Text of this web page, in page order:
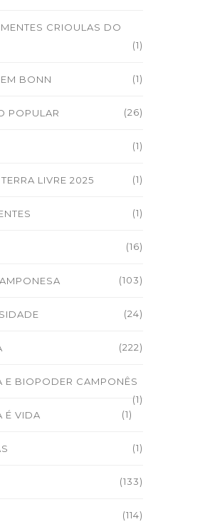
CRIOULAS DO
(1)
BONN (1)
POPULAR (26)
(1)
LIVRE 2025 (1)
(1)
(16)
(103)
(24)
(222)
E BIOPODER CAMPONÊS
(1)
É VIDA
(1)
(1)
(133)
(114)